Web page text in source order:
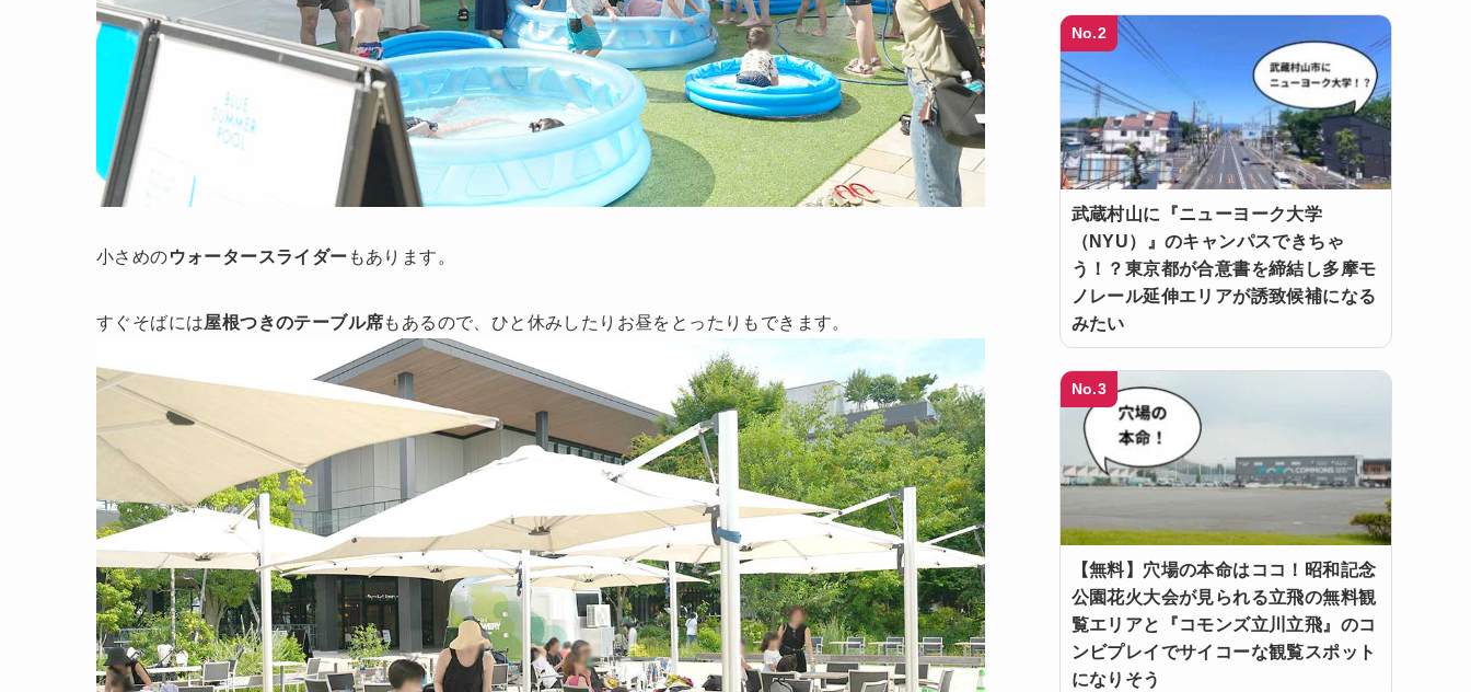
小さめのウォータースライダー もあります。
すぐそばには屋根つきのテーブル席もあるので、ひと休みしたりお昼をとったりもできます。
No.2
武蔵村山に『ニューヨーク大学
（NYU）』のキャンパスできちゃ
う！？東京都が合意書を締結し多摩モ
ノレール延伸エリアが誘致候補になる
みたい
No.3
【無料】穴場の本命はココ！昭和記念
公園花火大会が見られる立飛の無料観
覧エリアと『コモンズ立川立飛』のコ
ンビプレイでサイコーな観覧スポット
になりそう